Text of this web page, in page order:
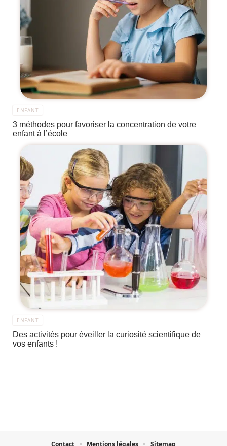
ENFANT
3 méthodes pour favoriser la concentration de votre
enfant à l’école
ENFANT
Des activités pour éveiller la curiosité scientifique de
vos enfants !
Contact Mentions légales Sitemap